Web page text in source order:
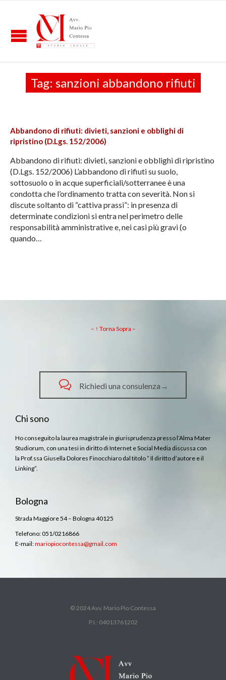
Tag: sanzioni abbandono rifiuti
Abbandono di rifiuti: divieti, sanzioni e obblighi di
ripristino (D.Lgs. 152/2006)
Abbandono di rifiuti: divieti, sanzioni e obblighi di ripristino
(D.Lgs. 152/2006) L’abbandono di rifiuti su suolo,
sottosuolo o in acque superficiali/sotterranee è una
condotta che l’ordinamento tratta con severità. Non si
discute soltanto di “cattiva prassi”: in presenza di
determinate condizioni si entra nel perimetro delle
responsabilità amministrative e, nei casi più gravi (o
quando…
– ↑ Torna Sopra –
 Richiedi una consulenza→
Chi sono
Ho conseguito la laurea magistrale in giurisprudenza presso l’Alma Mater
Studiorum, con una tesi in diritto di Internet e Social Media discussa con
la Prof.ssa Giusella Dolores Finocchiaro dal titolo ” Il diritto d’autore e il
Linking”.
Bologna
Strada Maggiore 54 – Bologna 40125
Telefono: 051/0216866
E-mail:mariopiocontessa@gmail.com
© 2024 Avv. Mario Pio Contessa
P.I.: 04013761202